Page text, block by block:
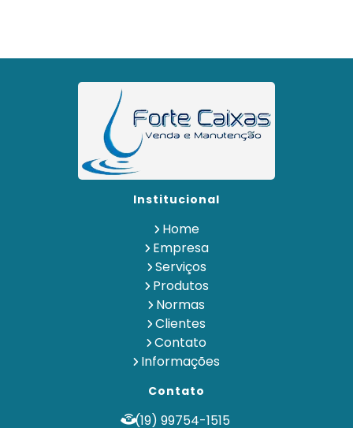
Caixa de Água Metálica
Empresa de Limpeza de Reservatório de Água
Institucional
Home
Empresa
Serviços
Produtos
Normas
Clientes
Contato
Informações
Contato
(19) 99754-1515